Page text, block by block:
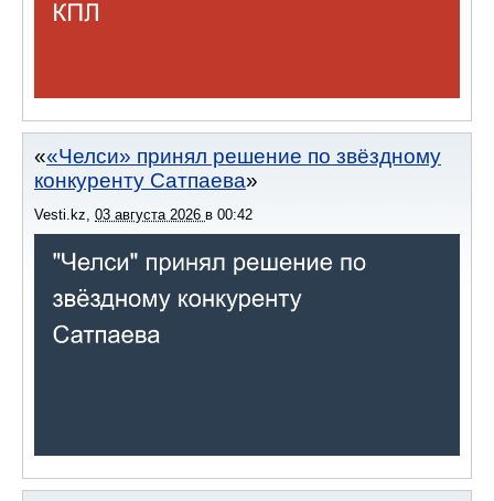
«Челси» принял решение по звёздному
конкуренту Сатпаева
Vesti.kz 03 августа 2026 в 00:42